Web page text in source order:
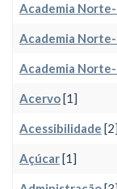
Academia
Academia
Academia
Acervo[1]
Acessibilidade [2]
Açúcar[1]